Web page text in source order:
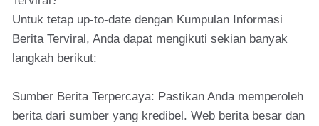
Untuk tetap up-to-date dengan Kumpulan Informasi
Berita Terviral, Anda dapat mengikuti sekian banyak
langkah berikut:
Sumber Berita Terpercaya: Pastikan Anda memperoleh
berita dari sumber yang kredibel. Web berita besar dan